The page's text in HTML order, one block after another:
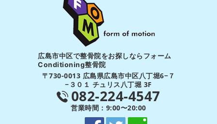
広島市中区で整骨院をお探しならフォーム
Conditioning整骨院
〒730-0013 広島県広島市中区八丁堀6−７
−３０１ チュリス八丁堀 3F
082-224-4547
営業時間：9:00〜20:00